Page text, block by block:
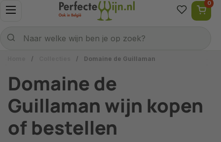
Ga naar content
Menu openen
Naar welke wijn ben je op zoek?
0
/ / Domaine de Guillaman
Domaine de
Guillaman wijn kopen
of bestellen